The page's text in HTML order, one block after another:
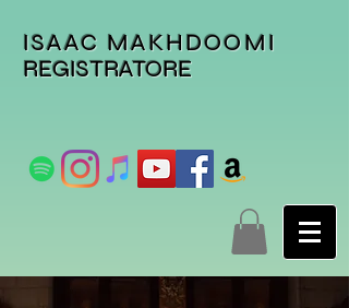
ISAAC MAKHDOOMI
REGISTRATORE